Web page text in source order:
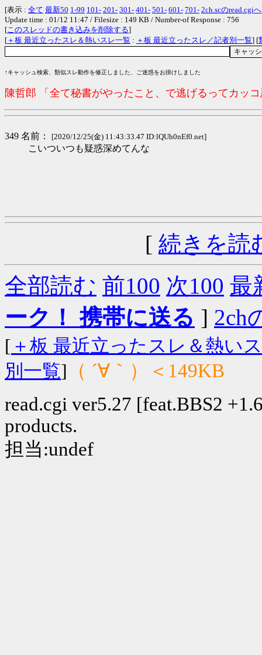
[表示 : 全て 最新50 1-99 101- 201- 301- 401- 501- 601- 701- 2ch.scのread.cgiへ
Update time : 01/12 11:47 / Filesize : 149 KB / Number-of Response : 756
[このスレッドの書き込みを削除する]
[ ＋板 最近立ったスレ＆熱いスレ一覧 : ＋板 最近立ったスレ／記者別一覧] [
↑キャッシュ検索、類似スレ動作を修正しました、ご迷惑をお掛けしました
陳哲郎 「全て秘書がやったこと、で逃げるってカッ
349 名前： [2020/12/25(金) 11:43:33.47 ID:lQUh0nEf0.net]
こいついつも疑惑深めてんな
[ 続きを読
全部読む 前100 次100 最
ーク！ 携帯に送る ] 2ch
[ ＋板 最近立ったスレ＆熱い
別一覧] （ ´∀｀）＜149KB
read.cgi ver5.27 [feat.BBS2
products.
担当:undef